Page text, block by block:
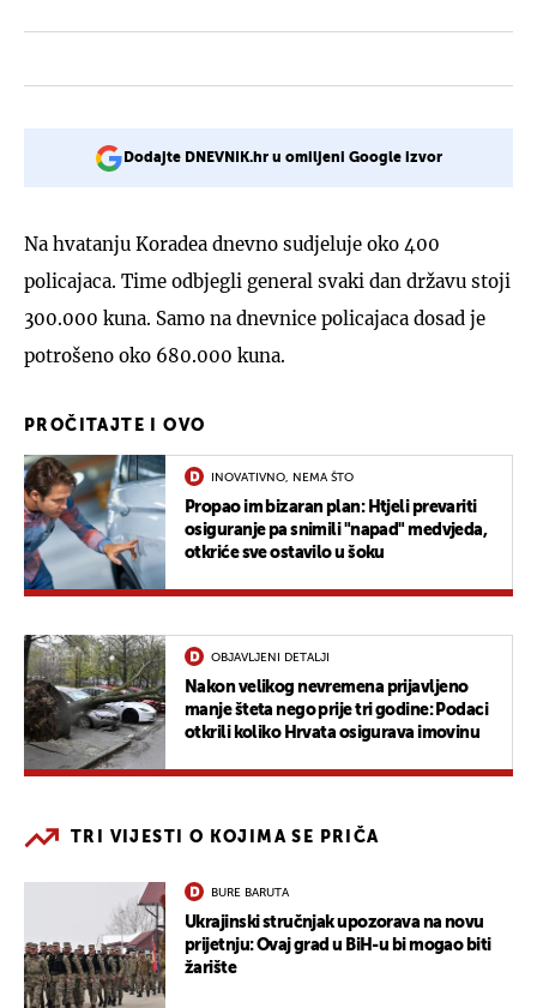
Dodajte DNEVNIK.hr u omiljeni Google izvor
Na hvatanju Koradea dnevno sudjeluje oko 400
policajaca. Time odbjegli general svaki dan državu stoji
300.000 kuna. Samo na dnevnice policajaca dosad je
potrošeno oko 680.000 kuna.
PROČITAJTE I OVO
INOVATIVNO, NEMA ŠTO
Propao im bizaran plan: Htjeli prevariti
osiguranje pa snimili "napad" medvjeda,
otkriće sve ostavilo u šoku
OBJAVLJENI DETALJI
Nakon velikog nevremena prijavljeno
manje šteta nego prije tri godine: Podaci
otkrili koliko Hrvata osigurava imovinu
TRI VIJESTI O KOJIMA SE PRIČA
BURE BARUTA
Ukrajinski stručnjak upozorava na novu
prijetnju: Ovaj grad u BiH-u bi mogao biti
žarište